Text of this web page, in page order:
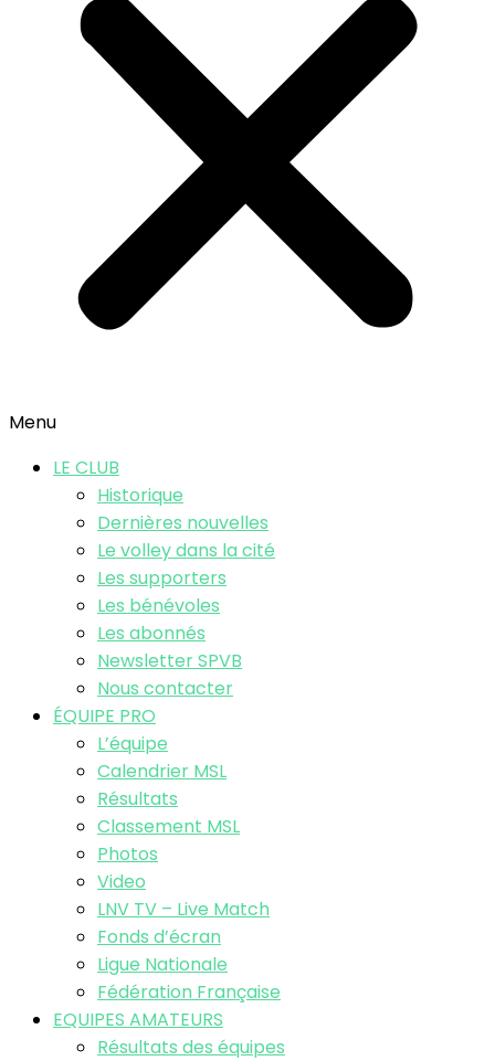
Menu
LE CLUB
Historique
Dernières nouvelles
Le volley dans la cité
Les supporters
Les bénévoles
Les abonnés
Newsletter SPVB
Nous contacter
ÉQUIPE PRO
L’équipe
Calendrier MSL
Résultats
Classement MSL
Photos
Video
LNV TV – Live Match
Fonds d’écran
Ligue Nationale
Fédération Française
EQUIPES AMATEURS
Résultats des équipes